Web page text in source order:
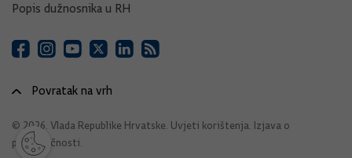
Popis dužnosnika u RH
Povratak na vrh
© 2026. Vlada Republike Hrvatske. Uvjeti korištenja Izjava o
pristupačnosti